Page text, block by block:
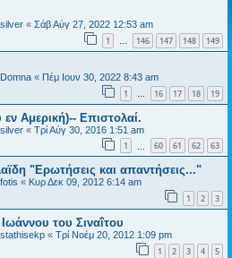
silver « Σάβ Αύγ 27, 2022 12:53 am
1 … 146 147 148 149
Domna « Πέμ Ιουν 30, 2022 8:43 am
1 … 16 17 18 19
Αμερική)-- Επιστολαί.
silver « Τρί Αύγ 30, 2016 1:51 am
1 60 61 62 63
"Ερωτήσεις και απαντήσεις..."
fotis « Κυρ Δεκ 09, 2012 6:14 am
1 2 3
του Σιναΐτου
stathisekp « Τρί Νοέμ 20, 2012 1:09 pm
1 2 3 4 5